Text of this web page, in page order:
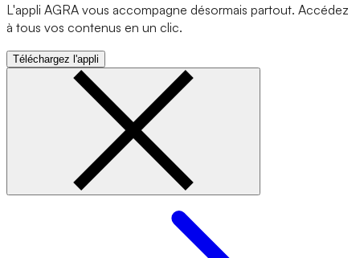
L'appli AGRA vous accompagne désormais partout. Accédez
à tous vos contenus en un clic.
Téléchargez l'appli